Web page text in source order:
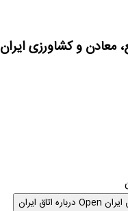
معادن و کشاورزی ایران
Open درباره اتاق ایران